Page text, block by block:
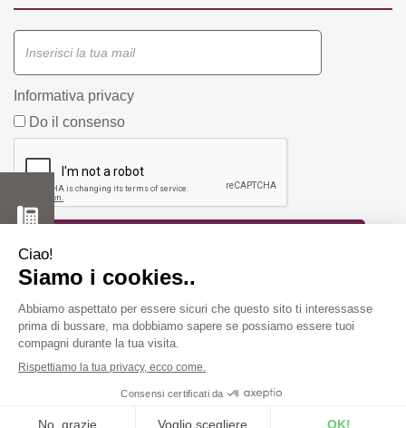
Informativa privacy
Do il consenso
Farmacia Fiorentini snc di Bergonzi Vittorio e C.Piazza
Duca D'Aosta, 1/A 42019 Scandiano ( RE) -
info@farmastore.it- Tel:0522857517
Powered by Prenofa Web Design Fulcri srl